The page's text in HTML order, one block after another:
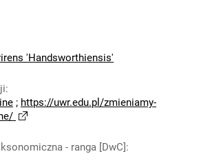
'Handsworthiensis'
:
; https://uwr.edu.pl/zmieniamy-
- ranga [DwC]: